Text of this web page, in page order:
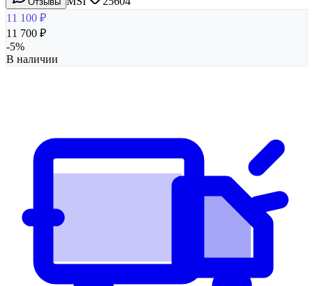
11 100 ₽
11 700 ₽
-5%
В наличии